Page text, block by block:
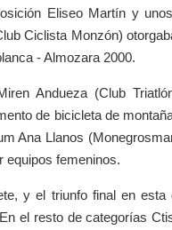
Eliseo Martín y
Ciclista Monzón)
- Almozara 2000.
Andueza (Club
de bicicleta de
Ana Llanos
equipos femeninos.
y el triunfo final en
el resto de categorías